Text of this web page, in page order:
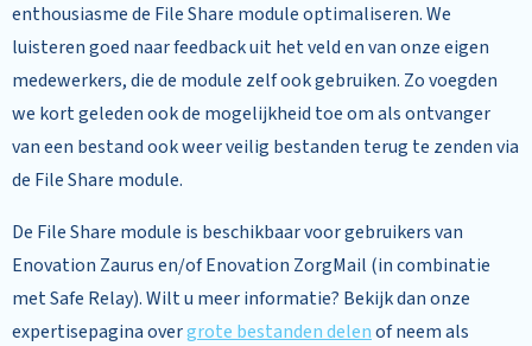
enthousiasme de File Share module optimaliseren. We
luisteren goed naar feedback uit het veld en van onze eigen
medewerkers, die de module zelf ook gebruiken. Zo voegden
we kort geleden ook de mogelijkheid toe om als ontvanger
van een bestand ook weer veilig bestanden terug te zenden via
de File Share module.
De File Share module is beschikbaar voor gebruikers van
Enovation Zaurus en/of Enovation ZorgMail (in combinatie
met Safe Relay). Wilt u meer informatie? Bekijk dan onze
expertisepagina overgrote bestanden delenof neem als